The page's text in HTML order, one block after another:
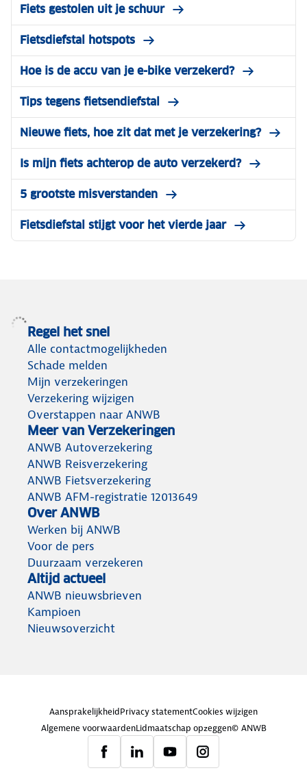
Fiets gestolen uit je schuur
Fietsdiefstal hotspots
Hoe is de accu van je e-bike verzekerd?
Tips tegens fietsendiefstal
Nieuwe fiets, hoe zit dat met je verzekering?
Is mijn fiets achterop de auto verzekerd?
5 grootste misverstanden
Fietsdiefstal stijgt voor het vierde jaar
Regel het snel
Alle contactmogelijkheden
Schade melden
Mijn verzekeringen
Verzekering wijzigen
Overstappen naar ANWB
Meer van Verzekeringen
ANWB Autoverzekering
ANWB Reisverzekering
ANWB Fietsverzekering
ANWB AFM-registratie 12013649
Over ANWB
Werken bij ANWB
Voor de pers
Duurzaam verzekeren
Altijd actueel
ANWB nieuwsbrieven
Kampioen
Nieuwsoverzicht
AansprakelijkheidPrivacy statementCookies wijzigen
Algemene voorwaardenLidmaatschap opzeggen© ANWB